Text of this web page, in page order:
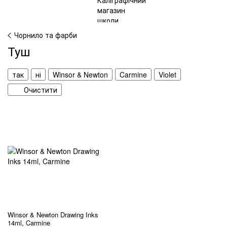
Чорнило та фарби
Туш
так ні Winsor & Newton Carmine
Violet
Очистити
Winsor & Newton Drawing Inks
14ml, Carmine